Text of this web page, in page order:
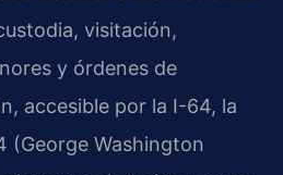
visitación,
y órdenes de
accesible por la I-64, la
(George Washington